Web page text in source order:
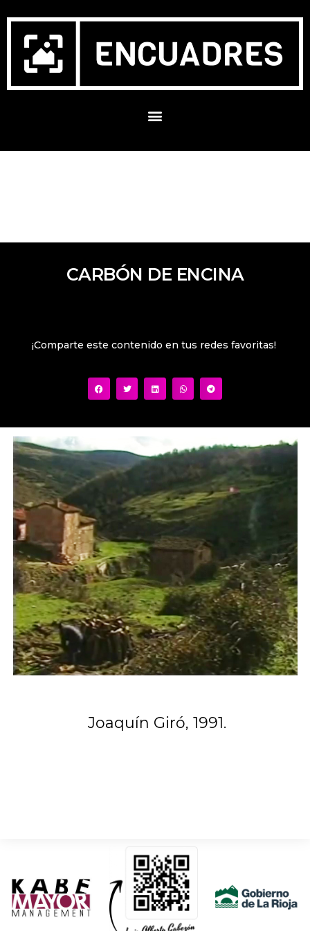
CARBÓN DE ENCINA
¡Comparte este contenido en tus redes favoritas!
Joaquín Giró, 1991.